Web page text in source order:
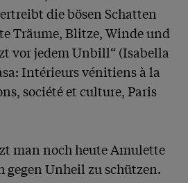
die bösen Schatten
Träume, Blitze, Winde und
vor jedem Unbill“ (Isabella
Intérieurs vénitiens à la
société et culture, Paris
man noch heute Amulette
gegen Unheil zu schützen.